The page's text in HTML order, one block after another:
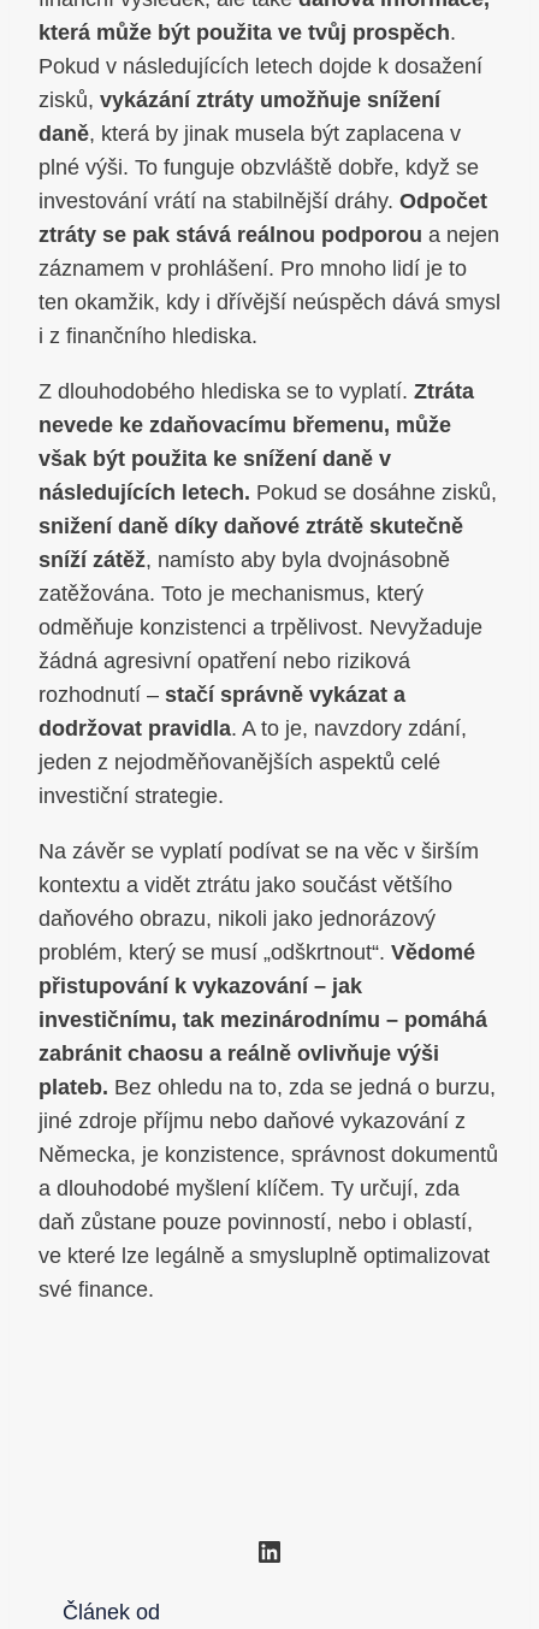
která může být použita ve tvůj prospěch.
Pokud v následujících letech dojde k dosažení
zisků, vykázání ztráty umožňuje snížení
daně, která by jinak musela být zaplacena v
plné výši. To funguje obzvláště dobře, když se
investování vrátí na stabilnější dráhy. Odpočet
ztráty se pak stává reálnou podporou a nejen
záznamem v prohlášení. Pro mnoho lidí je to
ten okamžik, kdy i dřívější neúspěch dává smysl
i z finančního hlediska.
Z dlouhodobého hlediska se to vyplatí. Ztráta
nevede ke zdaňovacímu břemenu, může
však být použita ke snížení daně v
následujících letech. Pokud se dosáhne zisků,
snižení daně díky daňové ztrátě skutečně
sníží zátěž, namísto aby byla dvojnásobně
zatěžována. Toto je mechanismus, který
odměňuje konzistenci a trpělivost. Nevyžaduje
žádná agresivní opatření nebo riziková
rozhodnutí – stačí správně vykázat a
dodržovat pravidla. A to je, navzdory zdání,
jeden z nejodměňovanějších aspektů celé
investiční strategie.
Na závěr se vyplatí podívat se na věc v širším
kontextu a vidět ztrátu jako součást většího
daňového obrazu, nikoli jako jednorázový
problém, který se musí „odškrtnout“. Vědomé
přistupování k vykazování – jak
investičnímu, tak mezinárodnímu – pomáhá
zabránit chaosu a reálně ovlivňuje výši
plateb. Bez ohledu na to, zda se jedná o burzu,
jiné zdroje příjmu nebo daňové vykazování z
Německa, je konzistence, správnost dokumentů
a dlouhodobé myšlení klíčem. Ty určují, zda
daň zůstane pouze povinností, nebo i oblastí,
ve které lze legálně a smysluplně optimalizovat
své finance.
LinkedIn
Článek od